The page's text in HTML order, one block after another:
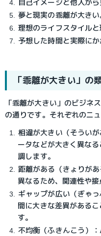
自己イメージと他人か
夢と現実の乖離が大きい
理想のライフスタイル
予想した時間と実際に
「乖離が大きい」の
「乖離が大きい」のビジネ
の通りです。それぞれのニ
相違が大きい（そうい
ータなどが大きく異な
調します。
距離がある（きょりが
異なるため、関連性や接
ギャップが広い（ぎゃ
間に大きな差異がある
す。
不均衡（ふきんこう）